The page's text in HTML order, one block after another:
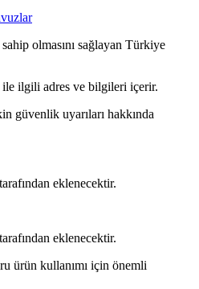
olmasını sağlayan Türkiye
ilgili adres ve bilgileri içerir.
güvenlik uyarıları hakkında
eklenecektir.
eklenecektir.
ürün kullanımı için önemli